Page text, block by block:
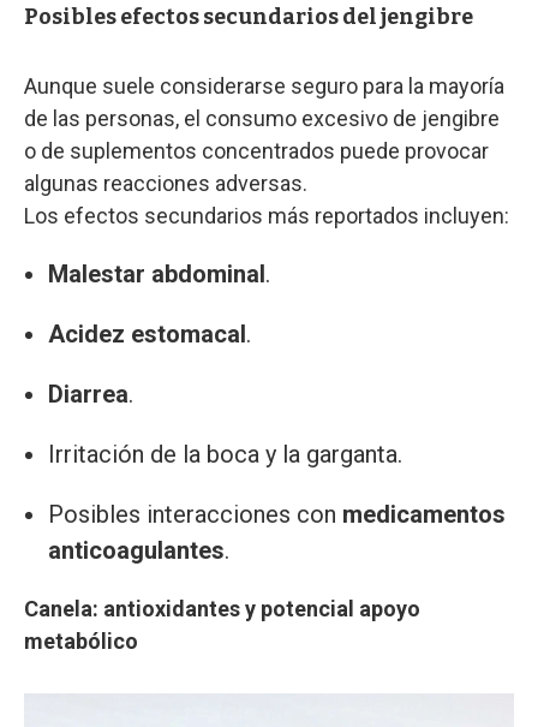
Posibles efectos secundarios del jengibre
Aunque suele considerarse seguro para la mayoría
de las personas, el consumo excesivo de jengibre
o de suplementos concentrados puede provocar
algunas reacciones adversas.
Los efectos secundarios más reportados incluyen:
Malestar abdominal.
Acidez estomacal.
Diarrea.
Irritación de la boca y la garganta.
Posibles interacciones con medicamentos
anticoagulantes.
Canela: antioxidantes y potencial apoyo
metabólico